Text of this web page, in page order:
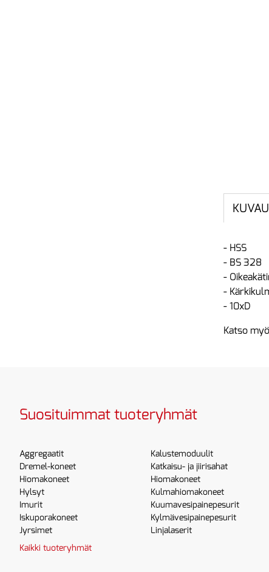
- HSS
- BS 328
-
-
- 10xD
Katso
Suosituimmat tuoteryhmät
Aggregaatit
Dremel-koneet
Hiomakoneet
Hylsyt
Imurit
Iskuporakoneet
Jyrsimet
Kalustemoduulit
Katkaisu- ja jiirisahat
Hiomakoneet
Kulmahiomakoneet
Kuumavesipainepesurit
Kylmävesipainepesurit
Linjalaserit
Kaikki tuoteryhmät